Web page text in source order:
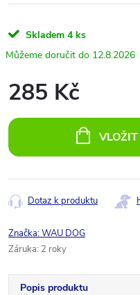
Skladem 4 ks
12.8.2026
285 Kč
cena:
Dotaz k produktu
Značka:WAU DOG
Záruka: 2 roky
Popis produktu